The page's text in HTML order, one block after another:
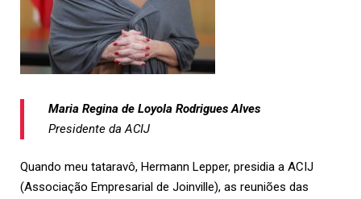
Maria Regina de Loyola Rodrigues Alves
Presidente da ACIJ
Quando meu tataravô, Hermann Lepper, presidia a ACIJ
(Associação Empresarial de Joinville), as reuniões das